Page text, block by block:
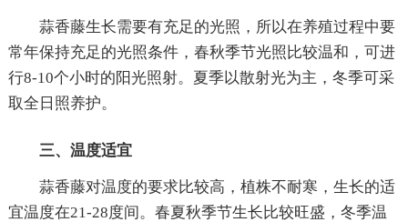
蒜香藤生长需要有充足的光照，所以在养殖过程中要
常年保持充足的光照条件，春秋季节光照比较温和，可进
行8-10个小时的阳光照射。夏季以散射光为主，冬季可采
取全日照养护。
三、温度适宜
蒜香藤对温度的要求比较高，植株不耐寒，生长的适
宜温度在21-28度间。春夏秋季节生长比较旺盛，冬季温